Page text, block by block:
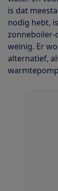
is dat
nodig hebt,
zonneboiler-
weinig. Er
alternatief,